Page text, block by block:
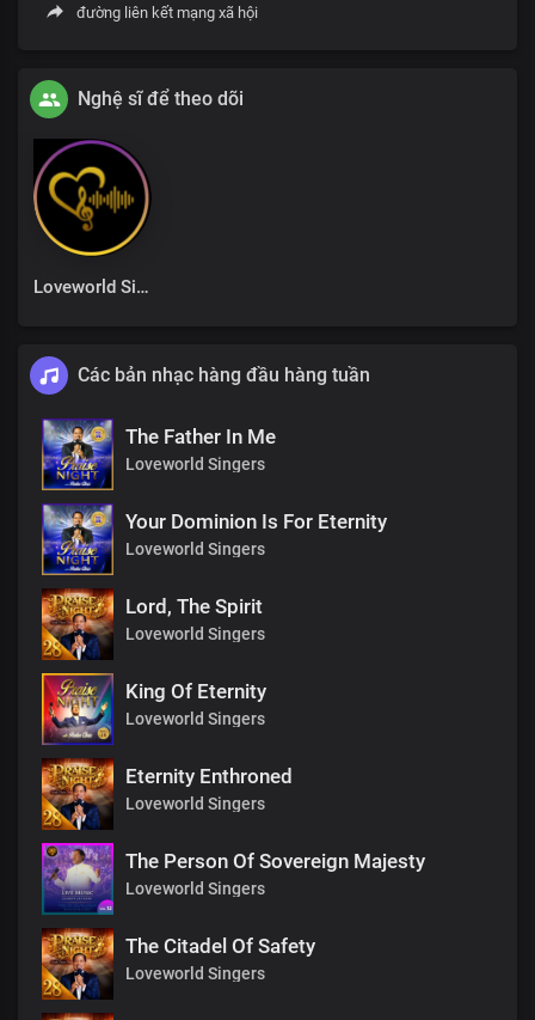
đường liên kết mạng xã hội
Nghệ sĩ để theo dõi
Loveworld Singers
Các bản nhạc hàng đầu hàng tuần
The Father In Me
Loveworld Singers
Your Dominion Is For Eternity
Loveworld Singers
Lord, The Spirit
Loveworld Singers
King Of Eternity
Loveworld Singers
Eternity Enthroned
Loveworld Singers
The Person Of Sovereign Majesty
Loveworld Singers
The Citadel Of Safety
Loveworld Singers